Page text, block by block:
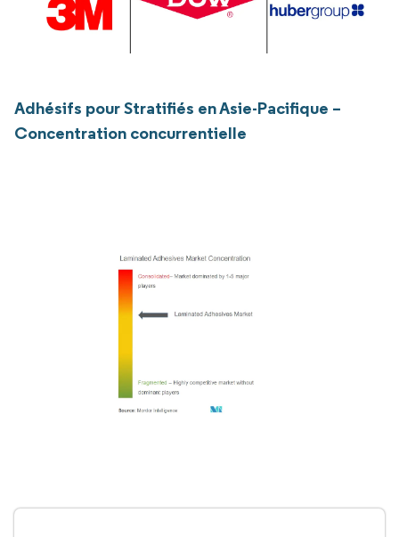
Adhésifs pour Stratifiés en Asie-Pacifique –
Concentration concurrentielle